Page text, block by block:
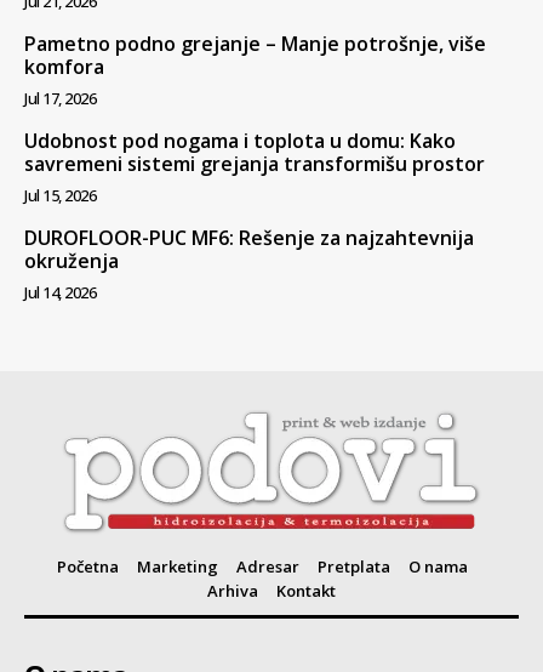
Pametno podno grejanje – Manje potrošnje, više
komfora
Jul 17, 2026
Udobnost pod nogama i toplota u domu: Kako
savremeni sistemi grejanja transformišu prostor
Jul 15, 2026
DUROFLOOR-PUC MF6: Rešenje za najzahtevnija
okruženja
Jul 14, 2026
Početna Marketing Adresar Pretplata
O nama
Arhiva
Kontakt